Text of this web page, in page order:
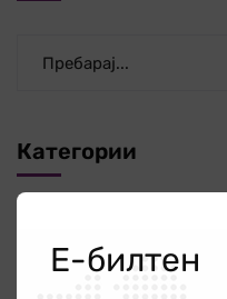
Категории
Е-билтен